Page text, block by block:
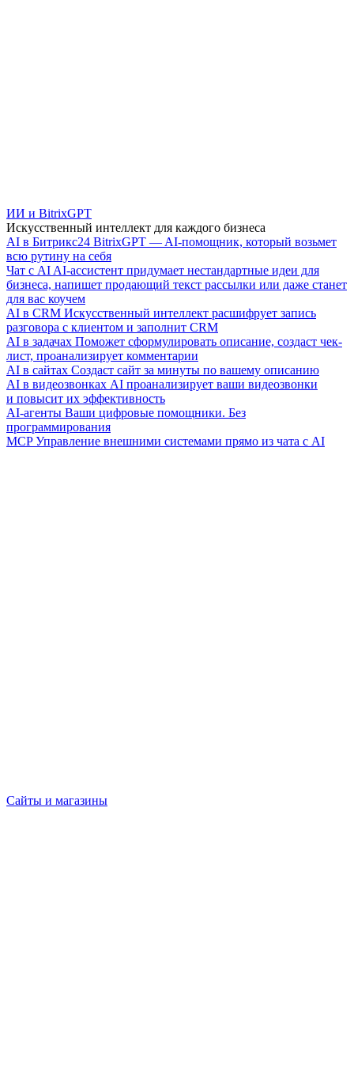
ИИ и BitrixGPT
Искусственный интеллект для каждого бизнеса
AI в Битрикс24 BitrixGPT — AI-помощник, который возьмет
всю рутину на себя
Чат с AI AI-ассистент придумает нестандартные идеи для
бизнеса, напишет продающий текст рассылки или даже станет
для вас коучем
AI в CRM Искусственный интеллект расшифрует запись
разговора с клиентом и заполнит CRM
AI в задачах Поможет сформулировать описание, создаст чек-
лист, проанализирует комментарии
AI в сайтах Создаст сайт за минуты по вашему описанию
AI в видеозвонках AI проанализирует ваши видеозвонки
и повысит их эффективность
AI-агенты Ваши цифровые помощники. Без
программирования
MCP Управление внешними системами прямо из чата с AI
Сайты и магазины